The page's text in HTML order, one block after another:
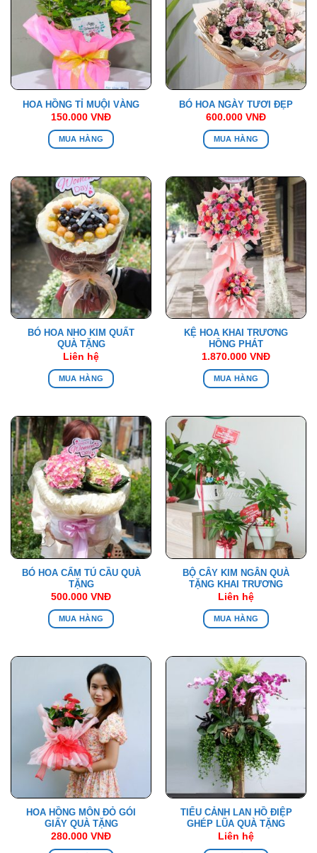
HOA HỒNG TỈ MUỘI VÀNG
150.000 VNĐ
MUA HÀNG
BÓ HOA NGÀY TƯƠI ĐẸP
600.000 VNĐ
MUA HÀNG
BÓ HOA NHO KIM QUẤT
QUÀ TẶNG
Liên hệ
MUA HÀNG
KỆ HOA KHAI TRƯƠNG
HỒNG PHÁT
1.870.000 VNĐ
MUA HÀNG
BÓ HOA CẨM TÚ CẦU QUÀ
TẶNG
500.000 VNĐ
MUA HÀNG
BỘ CÂY KIM NGÂN QUÀ
TẶNG KHAI TRƯƠNG
Liên hệ
MUA HÀNG
HOA HỒNG MÔN ĐỎ GÓI
GIẤY QUÀ TẶNG
280.000 VNĐ
TIỂU CẢNH LAN HỒ ĐIỆP
GHÉP LŨA QUÀ TẶNG
Liên hệ